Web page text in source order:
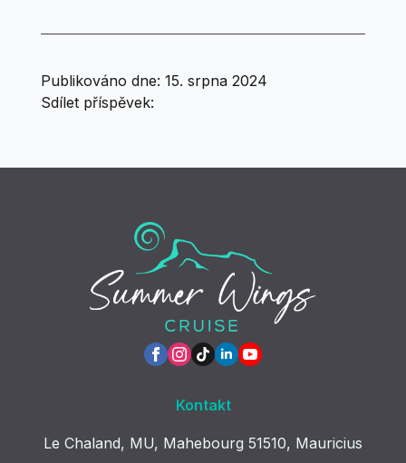
Publikováno dne: 15. srpna 2024
Sdílet příspěvek:
Kontakt
Le Chaland, MU, Mahebourg 51510, Mauricius